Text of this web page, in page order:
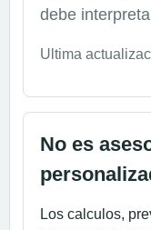
debe
Ultima
No es
Los calculos,